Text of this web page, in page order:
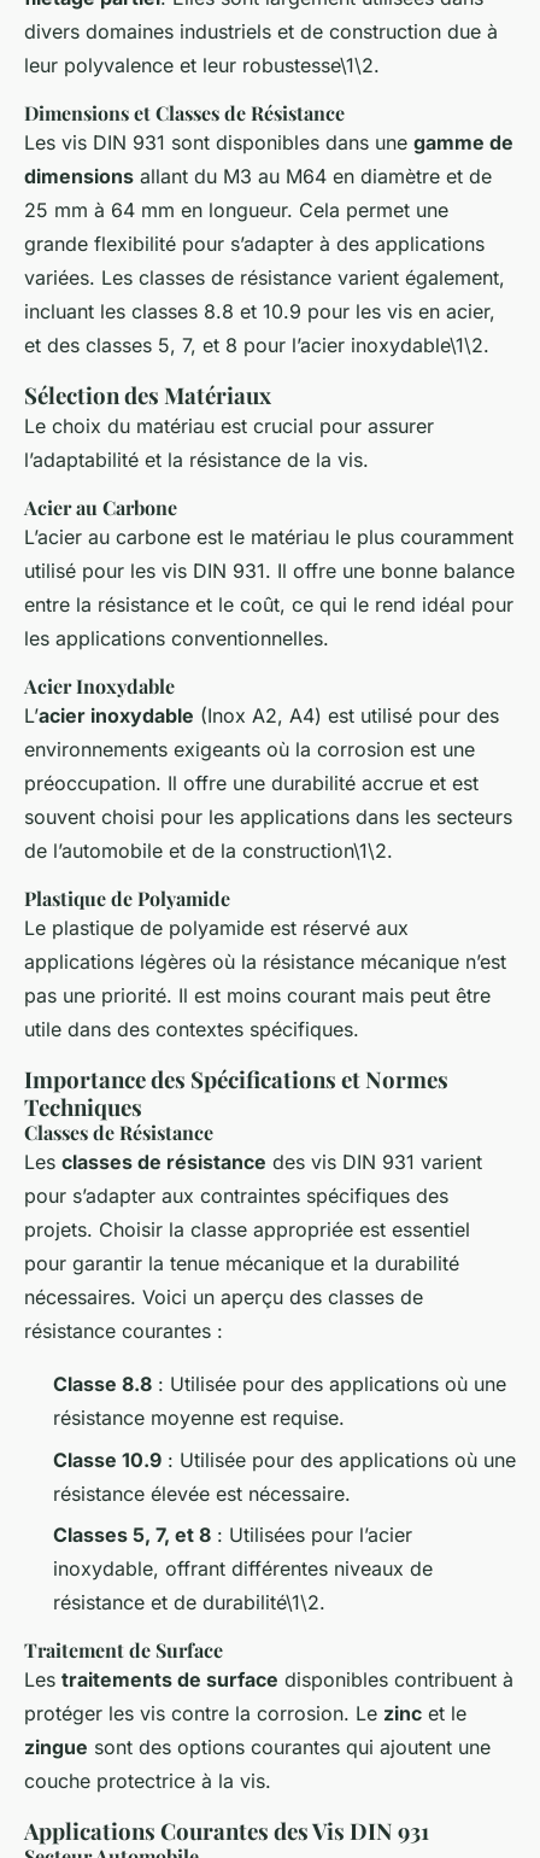
divers domaines industriels et de construction due à
leur polyvalence et leur robustesse\1\2.
Dimensions et Classes de Résistance
Les vis DIN 931 sont disponibles dans une gamme de
dimensions allant du M3 au M64 en diamètre et de
25 mm à 64 mm en longueur. Cela permet une
grande flexibilité pour s’adapter à des applications
variées. Les classes de résistance varient également,
incluant les classes 8.8 et 10.9 pour les vis en acier,
et des classes 5, 7, et 8 pour l’acier inoxydable\1\2.
Sélection des Matériaux
Le choix du matériau est crucial pour assurer
l’adaptabilité et la résistance de la vis.
Acier au Carbone
L’acier au carbone est le matériau le plus couramment
utilisé pour les vis DIN 931. Il offre une bonne balance
entre la résistance et le coût, ce qui le rend idéal pour
les applications conventionnelles.
Acier Inoxydable
L’acier inoxydable (Inox A2, A4) est utilisé pour des
environnements exigeants où la corrosion est une
préoccupation. Il offre une durabilité accrue et est
souvent choisi pour les applications dans les secteurs
de l’automobile et de la construction\1\2.
Plastique de Polyamide
Le plastique de polyamide est réservé aux
applications légères où la résistance mécanique n’est
pas une priorité. Il est moins courant mais peut être
utile dans des contextes spécifiques.
Importance des Spécifications et Normes
Techniques
Classes de Résistance
Les classes de résistance des vis DIN 931 varient
pour s’adapter aux contraintes spécifiques des
projets. Choisir la classe appropriée est essentiel
pour garantir la tenue mécanique et la durabilité
nécessaires. Voici un aperçu des classes de
résistance courantes :
Classe 8.8 : Utilisée pour des applications où une
résistance moyenne est requise.
Classe 10.9 : Utilisée pour des applications où une
résistance élevée est nécessaire.
Classes 5, 7, et 8 : Utilisées pour l’acier
inoxydable, offrant différentes niveaux de
résistance et de durabilité\1\2.
Traitement de Surface
Les traitements de surface disponibles contribuent à
protéger les vis contre la corrosion. Le zinc et le
zingue sont des options courantes qui ajoutent une
couche protectrice à la vis.
Applications Courantes des Vis DIN 931